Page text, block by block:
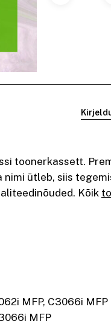
toonerkassett.
ütleb, siis
Kõik
MFP, C3066i MFP
MFP